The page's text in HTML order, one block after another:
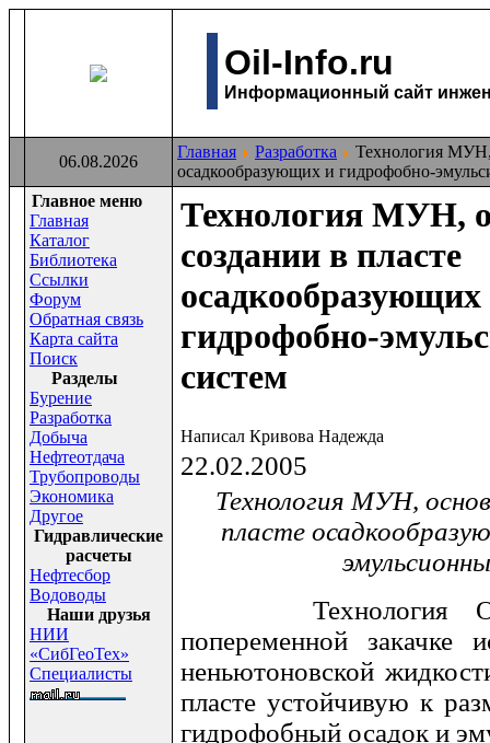
Oil-Info.ru
Информационный сайт
06.08.2026
Главная Разработка
Технология МУН,
осадкообразующих и гидрофобно-
Главное меню
Главная
Каталог
Библиотека
Ссылки
Форум
Обратная связь
Карта сайта
Поиск
Раздeлы
Бурение
Разработка
Добыча
Нефтеотдача
Трубопроводы
Экономика
Другое
Гидравлические
расчеты
Нефтесбор
Водоводы
Наши друзья
НИИ
«СибГеоТех»
Специалисты
Технология МУН,
создании в пласте
осадкообразующих
гидрофобно-
систем
Написал Кривова Надежда
22.02.2005
Технология МУН,
пласте
Технология
попеременной закачке
неньютоновской
пласте устойчивую к
гидрофобный осадок и